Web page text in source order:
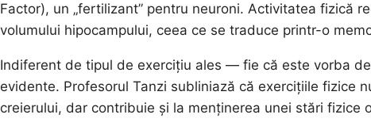
Factor), un „fertilizant” pentru neuroni. Activitatea fizică
volumului hipocampului, ceea ce se traduce printr-o
Indiferent de tipul de exercițiu ales — fie că este vorba
evidente. Profesorul Tanzi subliniază că exercițiile fizice
creierului, dar contribuie și la menținerea unei stări fizice